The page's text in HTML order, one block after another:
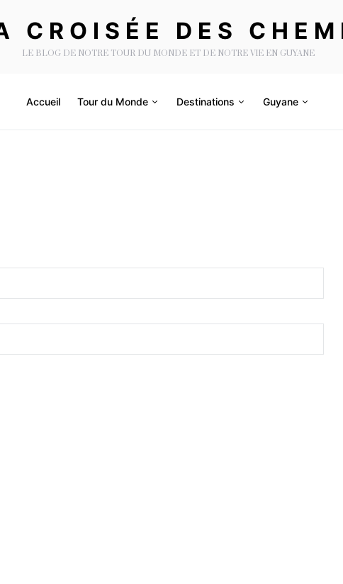
CROISÉE DES
LE BLOG DE NOTRE TOUR DU MONDE ET DE NOTRE VIE EN GUYANE
Accueil Tour du Monde Destinations Guyane